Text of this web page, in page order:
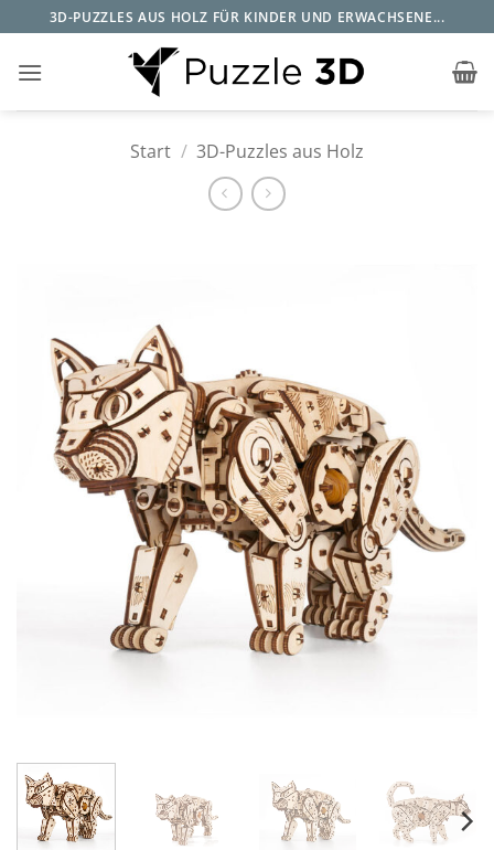
Inhalt
springen
3D-PUZZLES AUS HOLZ FÜR KINDER UND ERWACHSENE...
Start / 3D-Puzzles aus Holz